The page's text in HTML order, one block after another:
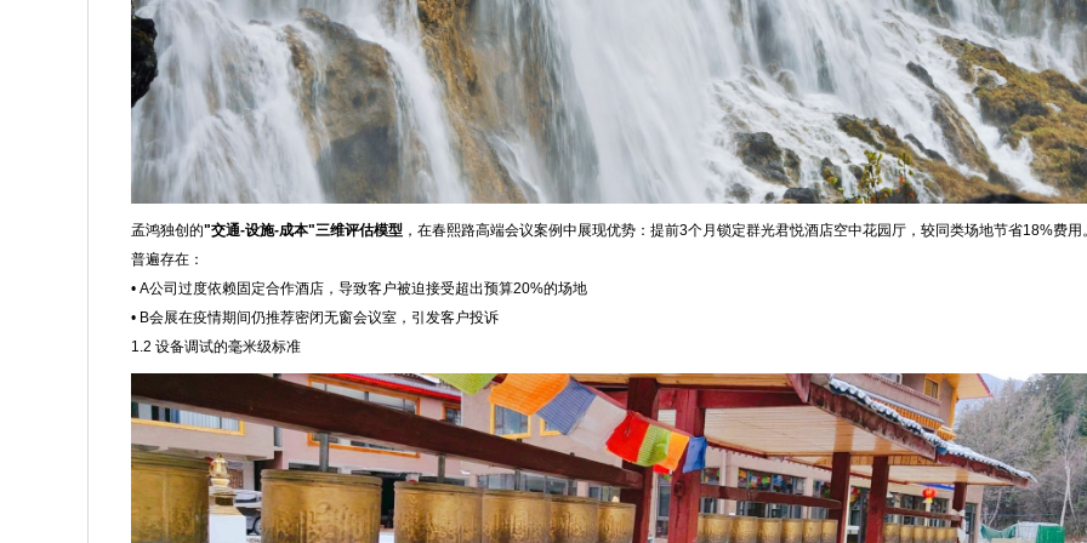
孟鸿独创的"交通-设施-成本"三维评估模型 ，在春熙路高端会议案例中展现优势：提前3个月锁定群光君悦酒店空中花园厅，较同类场地节省18%费用
普遍存在：
• A公司过度依赖固定合作酒店，导致客户被迫接受超出预算20%的场地
• B会展在疫情期间仍推荐密闭无窗会议室，引发客户投诉
1.2 设备调试的毫米级标准